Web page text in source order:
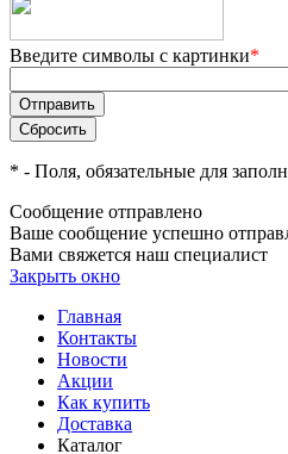
Введите символы с картинки*
* - Поля, обязательные для
Сообщение отправлено
Ваше сообщение успешно
Вами свяжется наш специалист
Закрыть окно
Главная
Контакты
Новости
Акции
Как купить
Доставка
Каталог